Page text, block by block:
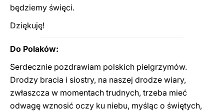
będziemy święci.
Dziękuję!
Do Polaków:
Serdecznie pozdrawiam polskich pielgrzymów.
Drodzy bracia i siostry, na naszej drodze wiary,
zwłaszcza w momentach trudnych, trzeba mieć
odwagę wznosić oczy ku niebu, myśląc o świętych,